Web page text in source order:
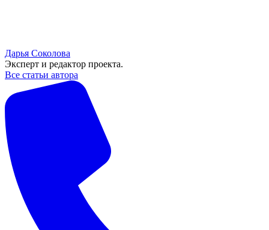
Дарья Соколова
Эксперт и редактор проекта.
Все статьи автора